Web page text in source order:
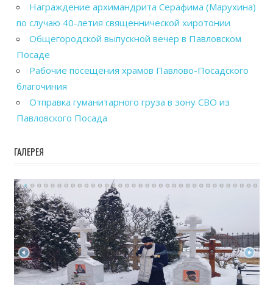
Награждение архимандрита Серафима (Марухина)
по случаю 40-летия священнической хиротонии
Общегородской выпускной вечер в Павловском
Посаде
Рабочие посещения храмов Павлово-Посадского
благочиния
Отправка гуманитарного груза в зону СВО из
Павловского Посада
ГАЛЕРЕЯ